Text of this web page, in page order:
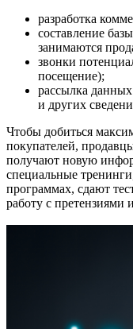
разработка
составление
занимаются
звонки
посещение);
рассылка
и других
Чтобы добиться
покупателей,
получают новую
специальные
программах, сдают
работу с претензиями